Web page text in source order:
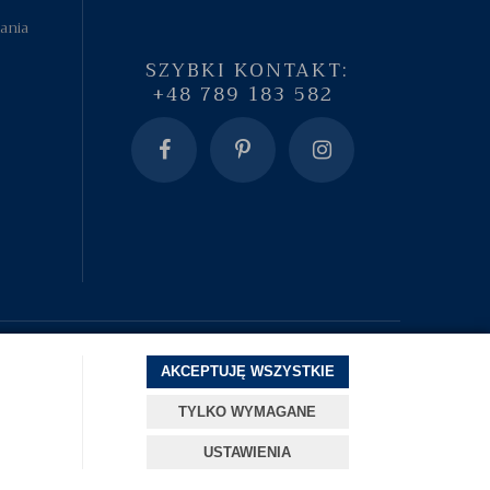
AKCEPTUJĘ WSZYSTKIE
TYLKO WYMAGANE
USTAWIENIA
SZYBKI KONTAKT:
+48 789 183 582
Projekt i oprogramowanie sklepu: